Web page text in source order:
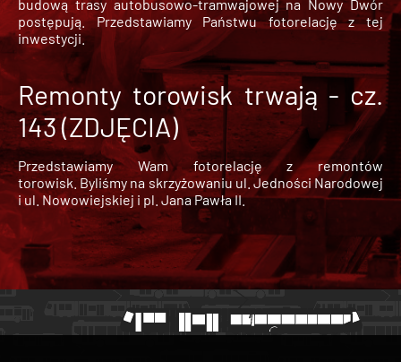
budową trasy autobusowo-tramwajowej na Nowy Dwór
postępują. Przedstawiamy Państwu fotorelację z tej
inwestycji.
Remonty torowisk trwają - cz.
143 (ZDJĘCIA)
Przedstawiamy Wam fotorelację z remontów
torowisk. Byliśmy na skrzyżowaniu ul. Jedności Narodowej
i ul. Nowowiejskiej i pl. Jana Pawła II.